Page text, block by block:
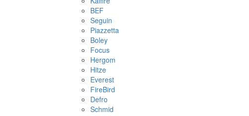
BEF
Seguin
Piazzetta
Boley
Focus
Hergom
Hitze
Everest
FireBird
Defro
Schmid